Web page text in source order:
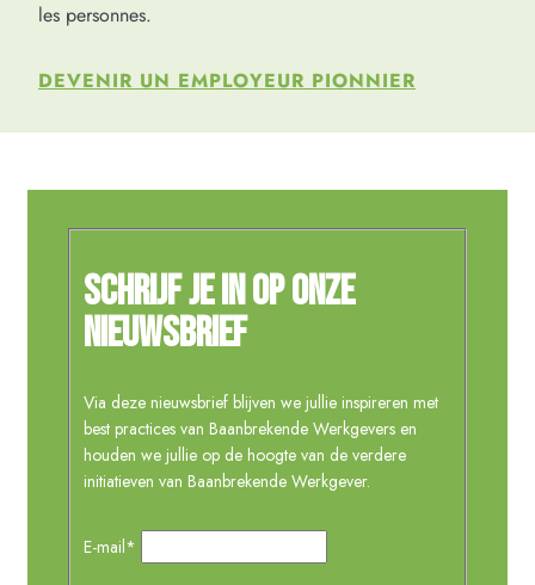
les personnes.
DEVENIR UN EMPLOYEUR PIONNIER